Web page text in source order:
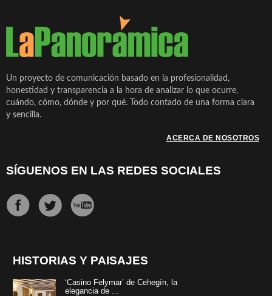
Un proyecto de comunicación basado en la profesionalidad,
honestidad y transparencia a la hora de analizar lo que ocurre,
cuándo, cómo, dónde y por qué. Todo contado de una forma clara
y sencilla.
ACERCA DE NOSOTROS
SÍGUENOS EN LAS REDES SOCIALES
HISTORIAS Y PAISAJES
‘Casino Felymar’ de Cehegín, la
elegancia de ...